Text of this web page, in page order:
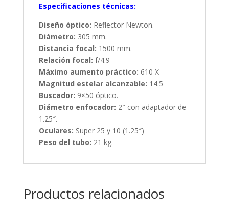
Especificaciones técnicas:
Diseño óptico: Reflector Newton.
Diámetro: 305 mm.
Distancia focal: 1500 mm.
Relación focal: f/4.9
Máximo aumento práctico: 610 X
Magnitud estelar alcanzable: 14.5
Buscador: 9×50 óptico.
Diámetro enfocador: 2″ con adaptador de
1.25″.
Oculares: Super 25 y 10 (1.25″)
Peso del tubo: 21 kg.
Productos relacionados